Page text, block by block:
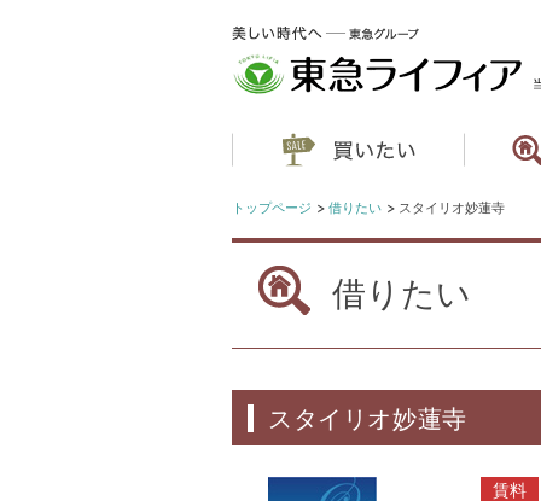
トップページ 借りたい スタイリオ妙蓮寺
借りたい
スタイリオ妙蓮寺
賃料